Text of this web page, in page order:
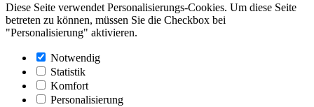
Diese Seite verwendet Personalisierungs-Cookies. Um diese Seite
betreten zu können, müssen Sie die Checkbox bei
"Personalisierung" aktivieren.
Notwendig
Statistik
Komfort
Personalisierung